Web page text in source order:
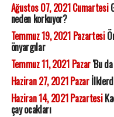
Ağustos 07, 2021 Cumartesi
neden korkuyor?
Temmuz 19, 2021 Pazartesi
önyargılar
Temmuz 11, 2021 Pazar'Bu
Haziran 27, 2021 Pazar
Haziran 14, 2021 Pazartesi
çay ocakları